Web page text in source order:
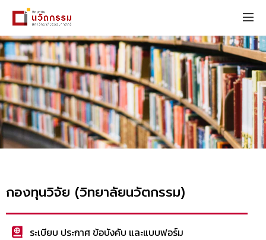
กองทุนวิจัย (วิทยาลัยนวัตกรรม)
ระเบียบ ประกาศ ข้อบังคับ และแบบฟอร์ม